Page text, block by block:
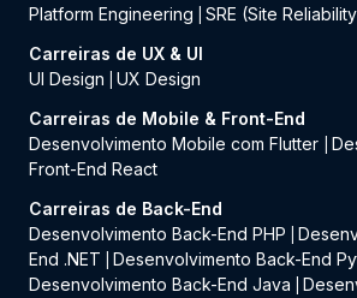
Platform Engineering
SRE (Site
Carreiras de UX & UI
UI Design
UX Design
Carreiras de Mobile & Front-End
Desenvolvimento Mobile com Flutter
Front-End React
Carreiras de Back-End
Desenvolvimento Back-End PHP
End .NET
Desenvolvimento Back-End
Desenvolvimento Back-End Java